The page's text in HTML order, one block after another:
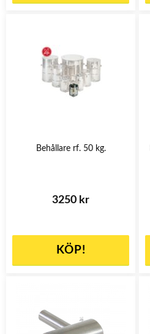
Behållare rf. 50 kg.
3250 kr
KÖP!